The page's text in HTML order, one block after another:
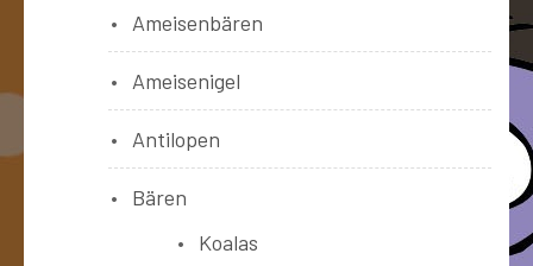
Ameisenbären
Ameisenigel
Antilopen
Bären
Koalas